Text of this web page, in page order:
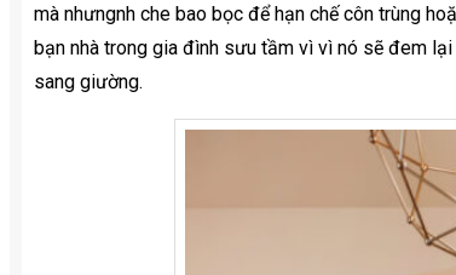
mà nhưngnh che bao bọc để hạn chế côn trùng
bạn nhà trong gia đình sưu tầm vì vì nó sẽ đem
sang giường.